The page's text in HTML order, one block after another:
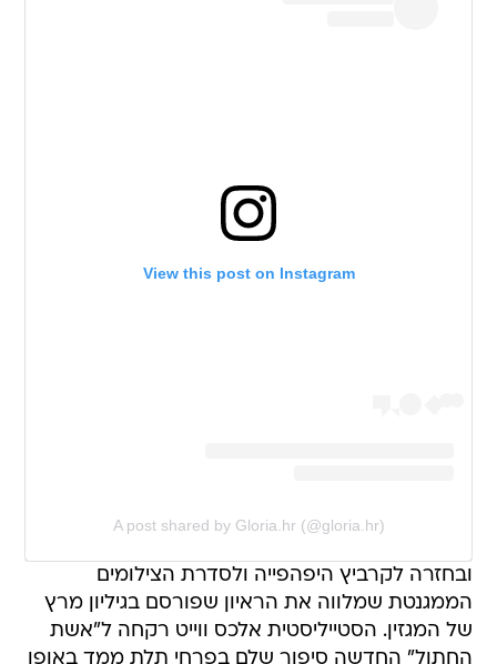
View this post on Instagram
A post shared by Gloria.hr (@gloria.hr)
ובחזרה לקרביץ היפהפייה ולסדרת הצילומים
הממגנטת שמלווה את הראיון שפורסם בגיליון מרץ
של המגזין. הסטייליסטית אלכס ווייט רקחה ל"אשת
החתול" החדשה סיפור שלם בפרחי תלת ממד באופן